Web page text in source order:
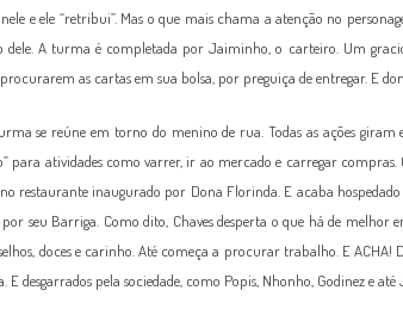
nele e ele “retribui”. Mas o que mais chama a atenção no
dele. A turma é completada por Jaiminho, o carteiro. Um
as cartas em sua bolsa, por preguiça de entregar. E
se reúne em torno do menino de rua. Todas as ações
para atividades como varrer, ir ao mercado e carregar
restaurante inaugurado por Dona Florinda. E acaba
por seu Barriga. Como dito, Chaves desperta o que há de melhor
doces e carinho. Até começa a procurar trabalho. E
E desgarrados pela sociedade, como Popis, Nhonho, Godinez e